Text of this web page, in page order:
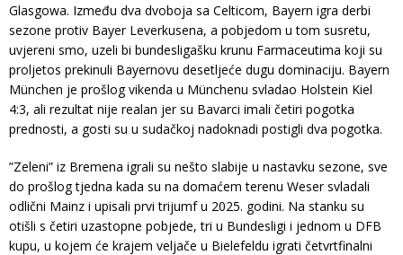
Glasgowa. Između dva dvoboja sa Celticom, Bayern igra derbi
sezone protiv Bayer Leverkusena, a pobjedom u tom susretu,
uvjereni smo, uzeli bi bundesligašku krunu Farmaceutima koji su
proljetos prekinuli Bayernovu desetljeće dugu dominaciju. Bayern
München je prošlog vikenda u Münchenu svladao Holstein Kiel
4:3, ali rezultat nije realan jer su Bavarci imali četiri pogotka
prednosti, a gosti su u sudačkoj nadoknadi postigli dva pogotka.
”Zeleni” iz Bremena igrali su nešto slabije u nastavku sezone, sve
do prošlog tjedna kada su na domaćem terenu Weser svladali
odlični Mainz i upisali prvi trijumf u 2025. godini. Na stanku su
otišli s četiri uzastopne pobjede, tri u Bundesligi i jednom u DFB
kupu, u kojem će krajem veljače u Bielefeldu igrati četvrtfinalni